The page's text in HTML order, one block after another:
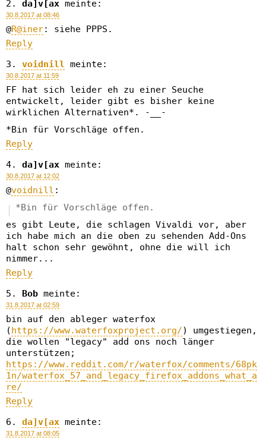
da]v[ax meinte:
30.8.2017 at 08:46
@R@iner: siehe PPPS.
Reply
voidnill meinte:
30.8.2017 at 11:59
FF hat sich leider eh zu einer Seuche
entwickelt, leider gibt es bisher keine
wirklichen Alternativen*. -__-
*Bin für Vorschläge offen.
Reply
da]v[ax meinte:
30.8.2017 at 12:02
@voidnill :
*Bin für Vorschläge offen.
es gibt Leute, die schlagen Vivaldi vor, aber
ich habe mich an die oben zu sehenden Add-Ons
halt schon sehr gewöhnt, ohne die will ich
nimmer...
Reply
Bob meinte:
31.8.2017 at 02:59
bin auf den ableger waterfox
(https://www.waterfoxproject.org/) umgestiegen,
die wollen "legacy" add ons noch länger
unterstützen;
https://www.reddit.com/r/waterfox/comments/68pk
1n/waterfox_57_and_legacy_firefox_addons_what_a
re/
Reply
da]v[ax meinte:
31.8.2017 at 08:05